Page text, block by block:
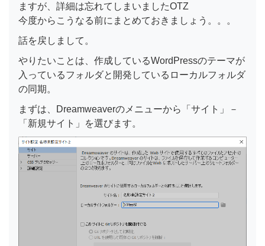
ますが、詳細は忘れてしまいましたOTZ
今度からこうなる前にまとめておきましょう。。。
話を戻しまして。
やりたいことは、作成しているWordPressのテーマが
入っているフォルダと開発しているローカルフォルダ
の同期。
まずは、Dreamweaverのメニューから「サイト」－
「新規サイト」を選びます。